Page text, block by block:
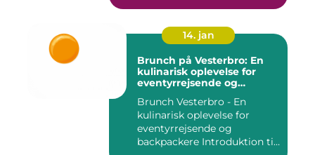
14. jan
Brunch på Vesterbro: En
kulinarisk oplevelse for
eventyrrejsende og
Brunch Vesterbro - En
kulinarisk oplevelse for
eventyrrejsende og
backpackere Introduktion til